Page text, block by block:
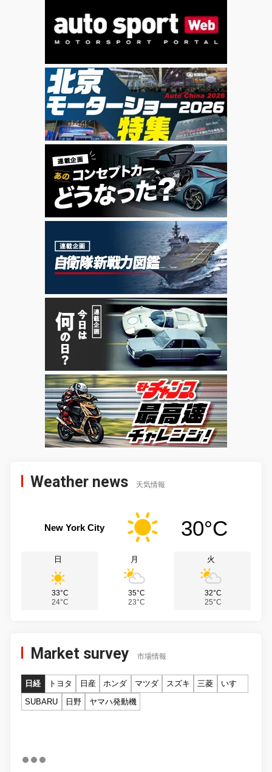
Weather news 天気情報
New York City 30°C
日
33°C
24°C
月
35°C
23°C
火
32°C
25°C
Market survey 市場情報
日経 トヨタ 日産 ホンダ マツダ スズキ 三菱
いすゞ
SUBARU
日野 ヤマハ発動機